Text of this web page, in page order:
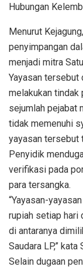
Hubungan
Menurut
penyimpangan
menjadi mitra
Yayasan tersebut
melakukan tindak
sejumlah pejabat
tidak memenuhi
yayasan tersebut
Penyidik
verifikasi pada
para tersangka.
“Yayasan-
rupiah setiap hari
di antaranya
Saudara LP,” kata
Selain dugaan